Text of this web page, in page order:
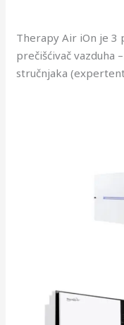
Therapy Air iOn je 3
prečišćivač vazduha
stručnjaka